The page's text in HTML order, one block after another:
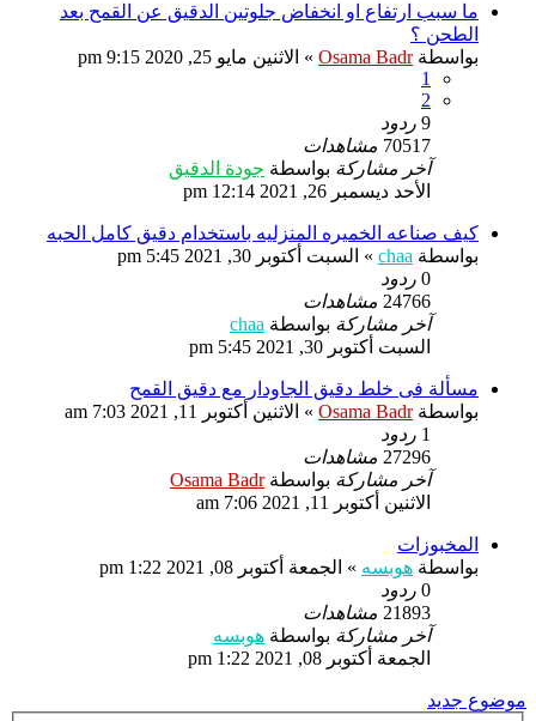
ما سبب ارتفاع او انخفاض جلوتين الدقيق عن القمح بعد
الطحن ؟
بواسطةOsama Badr
» الاثنين مايو 25, 2020 9:15 pm
1
2
9 ردود
70517 مشاهدات
آخر مشاركة بواسطة جودة الدقيق
الأحد ديسمبر 26, 2021 12:14 pm
كيف صناعه الخميره المنزليه باستخدام دقيق كامل الحبه
بواسطة chaa
» السبت أكتوبر 30, 2021 5:45 pm
0 ردود
24766 مشاهدات
آخر مشاركة بواسطة chaa
السبت أكتوبر 30, 2021 5:45 pm
مسألة فى خلط دقيق الجاودار مع دقيق القمح
بواسطةOsama Badr
» الاثنين أكتوبر 11, 2021 7:03 am
1 ردود
27296 مشاهدات
آخر مشاركة بواسطةOsama Badr
الاثنين أكتوبر 11, 2021 7:06 am
المخبوزات
بواسطة هوبسه » الجمعة أكتوبر 08, 2021 1:22 pm
0 ردود
21893 مشاهدات
آخر مشاركة بواسطة هوبسه
الجمعة أكتوبر 08, 2021 1:22 pm
موضوع جديد